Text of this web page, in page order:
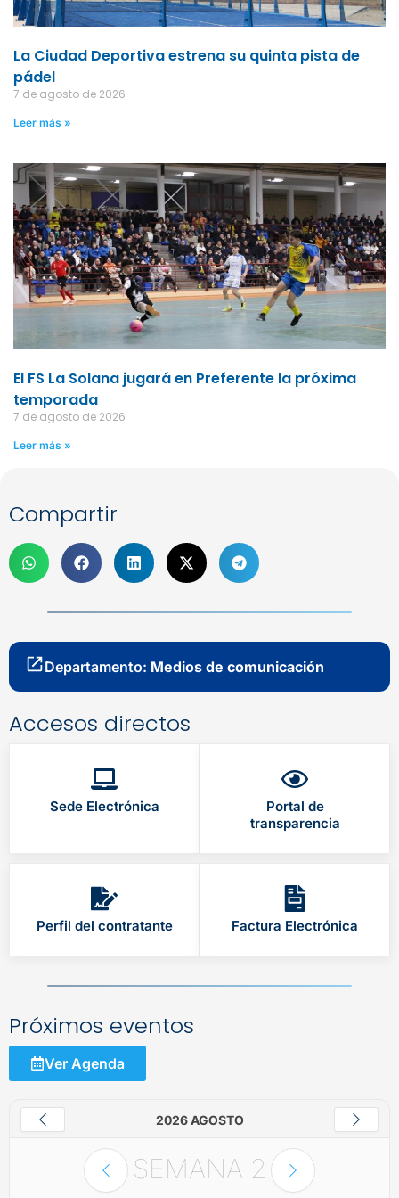
La Ciudad Deportiva estrena su quinta pista de
pádel
7 de agosto de 2026
Leer más »
El FS La Solana jugará en Preferente la próxima
temporada
7 de agosto de 2026
Leer más »
Compartir
Departamento: Medios de comunicación
Accesos directos
Sede Electrónica
Portal de
transparencia
Perfil del contratante Factura Electrónica
Próximos eventos
Ver Agenda
2026 AGOSTO
SEMANA 2